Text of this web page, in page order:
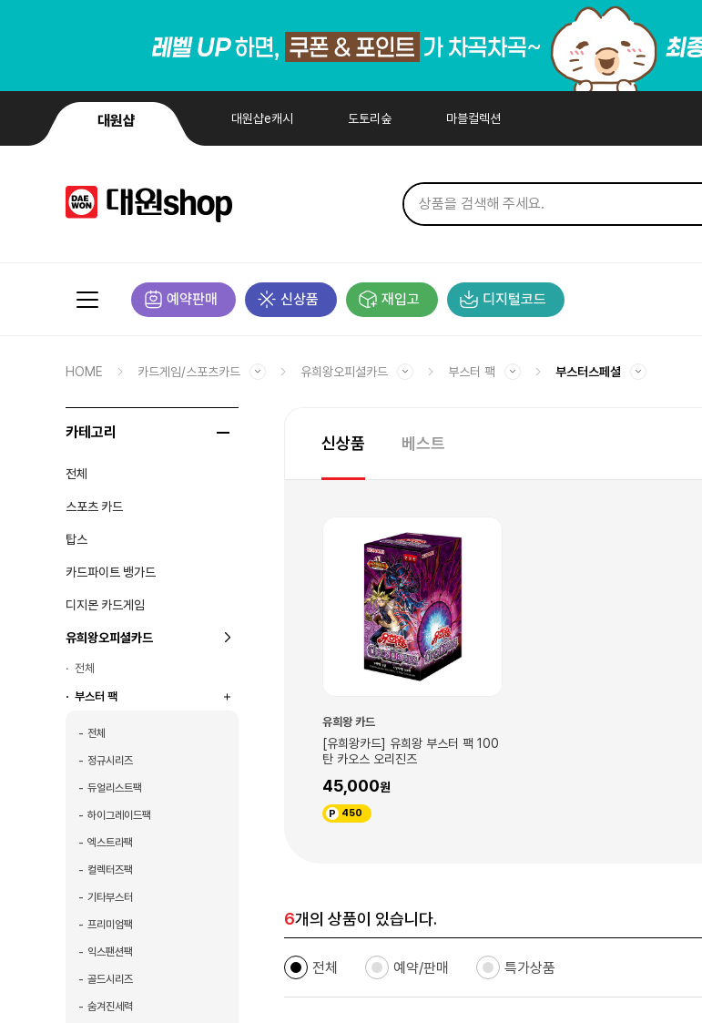
대원샵 대원샵e캐시 도토리숲 마블컬렉션
예약판매 신상품 재입고 디지털코드
HOME 카드게임/스포츠카드 유희왕오피셜카드 부스터 팩 부스터스페셜
카테고리
전체
스포츠 카드
탑스
카드파이트 뱅가드
디지몬 카드게임
유희왕오피셜카드
전체
부스터 팩
전체
정규시리즈
듀얼리스트팩
하이그레이드팩
엑스트라팩
컬렉터즈팩
기타부스터
프리미엄팩
익스팬션팩
골드시리즈
숨겨진세력
신상품 베스트
유희왕 카드
[유희왕카드] 유희왕 부스터 팩 100
탄 카오스 오리진즈
45,000
450
6개의 상품이 있습니다.
전체 예약/판매 특가상품